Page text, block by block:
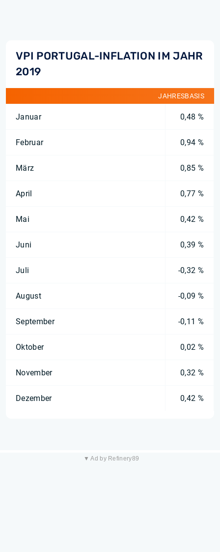
VPI PORTUGAL-INFLATION IM JAHR
2019
JAHRESBASIS
Januar 0,48 %
Februar 0,94 %
März 0,85 %
April 0,77 %
Mai 0,42 %
Juni 0,39 %
Juli -0,32 %
August -0,09 %
September -0,11 %
Oktober 0,02 %
November 0,32 %
Dezember 0,42 %
▼ Ad by Refinery89